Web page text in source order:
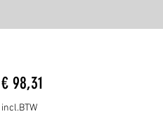
€ 98,31Prijs
incl.BTW